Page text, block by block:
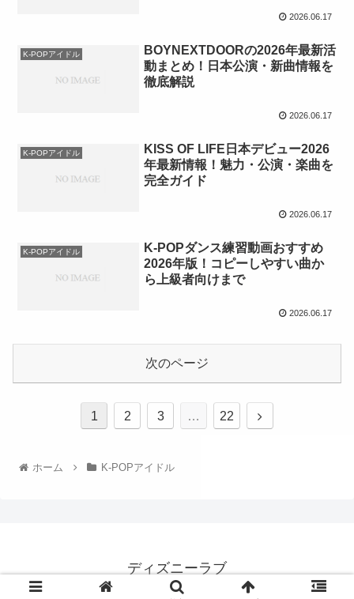
2026.06.17
K-POPアイドル
BOYNEXTDOORの2026年最新活
動まとめ！日本公演・新曲情報を
徹底解説
2026.06.17
K-POPアイドル
KISS OF LIFE日本デビュー2026
年最新情報！魅力・公演・楽曲を
完全ガイド
2026.06.17
K-POPアイドル
K-POPダンス練習動画おすすめ
2026年版！コピーしやすい曲か
ら上級者向けまで
2026.06.17
次のページ
1 2 3 … 22
ホーム K-POPアイドル
ディズニーラブ
© 2022 ディズニーラブ.